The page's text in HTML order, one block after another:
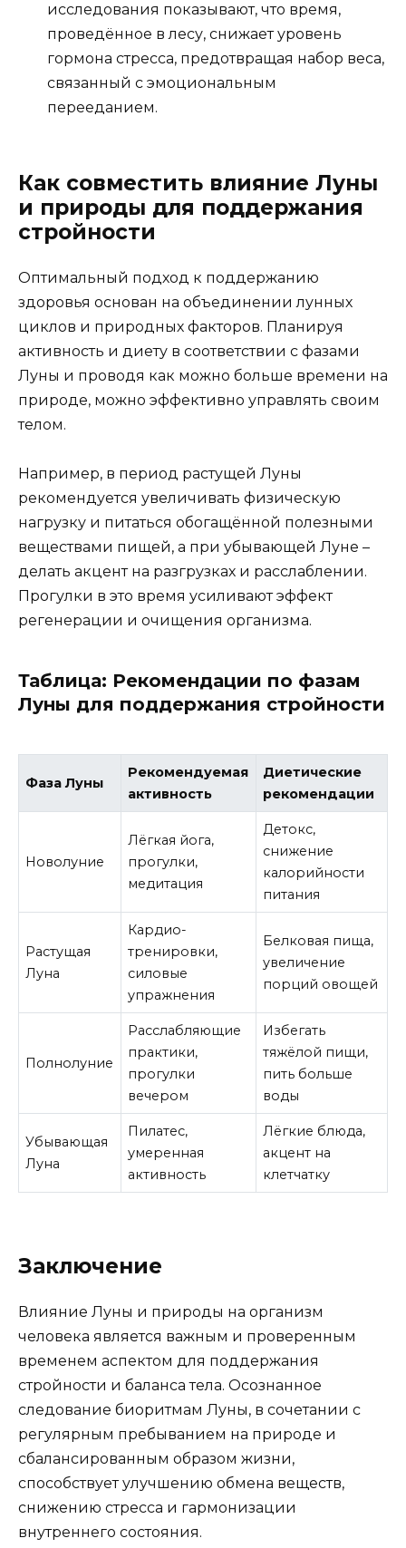
исследования показывают, что время,
проведённое в лесу, снижает уровень
гормона стресса, предотвращая набор веса,
связанный с эмоциональным
перееданием.
Как совместить влияние Луны
и природы для поддержания
стройности
Оптимальный подход к поддержанию
здоровья основан на объединении лунных
циклов и природных факторов. Планируя
активность и диету в соответствии с фазами
Луны и проводя как можно больше времени на
природе, можно эффективно управлять своим
телом.
Например, в период растущей Луны
рекомендуется увеличивать физическую
нагрузку и питаться обогащённой полезными
веществами пищей, а при убывающей Луне –
делать акцент на разгрузках и расслаблении.
Прогулки в это время усиливают эффект
регенерации и очищения организма.
Таблица: Рекомендации по фазам
Луны для поддержания стройности
Фаза Луны
Рекомендуемая
активность
Диетические
рекомендации
Новолуние
Лёгкая йога,
прогулки,
медитация
Детокс,
снижение
калорийности
питания
Растущая
Луна
Кардио-
тренировки,
силовые
упражнения
Белковая пища,
увеличение
порций овощей
Полнолуние
Расслабляющие
практики,
прогулки
вечером
Избегать
тяжёлой пищи,
пить больше
воды
Убывающая
Луна
Пилатес,
умеренная
активность
Лёгкие блюда,
акцент на
клетчатку
Заключение
Влияние Луны и природы на организм
человека является важным и проверенным
временем аспектом для поддержания
стройности и баланса тела. Осознанное
следование биоритмам Луны, в сочетании с
регулярным пребыванием на природе и
сбалансированным образом жизни,
способствует улучшению обмена веществ,
снижению стресса и гармонизации
внутреннего состояния.